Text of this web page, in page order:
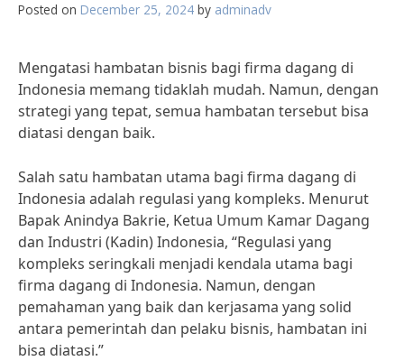
Posted on December 25, 2024 by adminadv
Mengatasi hambatan bisnis bagi firma dagang di
Indonesia memang tidaklah mudah. Namun, dengan
strategi yang tepat, semua hambatan tersebut bisa
diatasi dengan baik.
Salah satu hambatan utama bagi firma dagang di
Indonesia adalah regulasi yang kompleks. Menurut
Bapak Anindya Bakrie, Ketua Umum Kamar Dagang
dan Industri (Kadin) Indonesia, “Regulasi yang
kompleks seringkali menjadi kendala utama bagi
firma dagang di Indonesia. Namun, dengan
pemahaman yang baik dan kerjasama yang solid
antara pemerintah dan pelaku bisnis, hambatan ini
bisa diatasi.”